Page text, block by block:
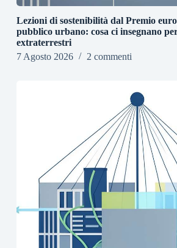
Lezioni di sostenibilità dal Premio
pubblico urbano: cosa ci insegnano
extraterrestri
7 Agosto 2026
2 commenti